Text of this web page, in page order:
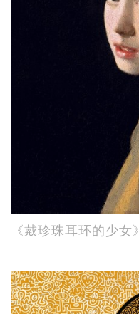
《戴珍珠耳环的少女》